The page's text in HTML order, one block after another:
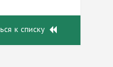
к списку